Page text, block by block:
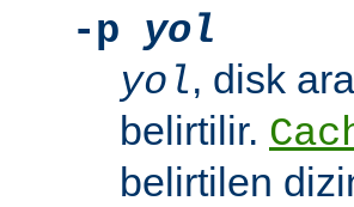
-p yol
yol, disk
belirtilir.
belirtilen